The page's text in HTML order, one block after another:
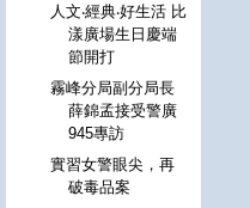
人文‧經典‧好生活 比
漾廣場生日慶端
節開打
霧峰分局副分局長
薛錦孟接受警廣
945專訪
實習女警眼尖，再
破毒品案